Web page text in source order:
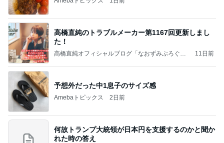
高橋直純のトラブルメーカー第1167回更新しまし
た！
高橋直純オフィシャルブログ「なおずみぶろぐ」
11日前
予想外だった中1息子のサイズ感
Amebaトピックス 2日前
何故トランプ大統領が日本円を支援するのかと聞か
れた時の答え